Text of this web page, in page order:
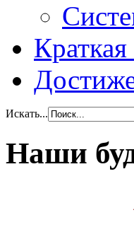
Искать...
Наши